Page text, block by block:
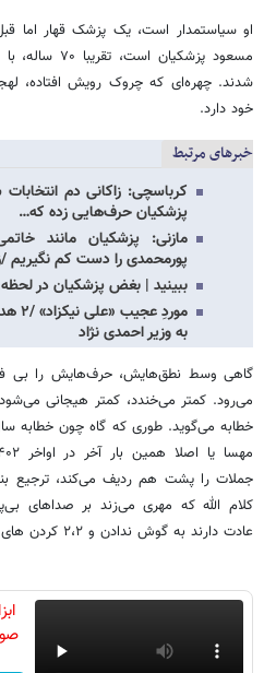
او سیاستمدار است، یک پزشک قهار اما
مسعود پزشکیان
شدند. چهره‌ای که چروک رویش افتاده،
خود دارد.
خبرهای مرتبط
کرباسچی: زاکانی دم
پزشکیان حرف‌هایی زده که…
مازنی: پزشکیان مانند
پورمحمدی را دست کم نگیریم /
ببینید | بغض پزشکیان در
به وزیر احمدی نژاد
گاهی وسط نطق‌هایش، حرف‌هایش را بی
می‌رود. کمتر می‌خندد، کمتر هیجانی
جملات را پشت هم ردیف می‌کند، ترجیع
کلام الله که مهری می‌زند بر صداهای
عادت دارند به گوش ندادن و ۲،۲ کردن های نشنیده!